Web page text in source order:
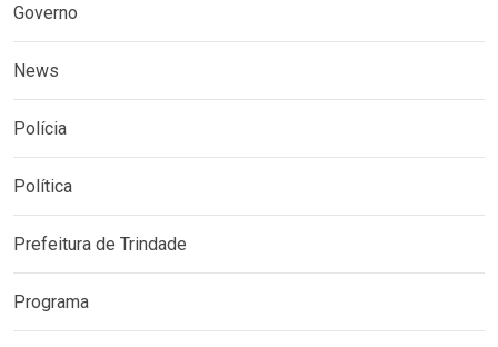
Governo
News
Polícia
Política
Prefeitura de Trindade
Programa